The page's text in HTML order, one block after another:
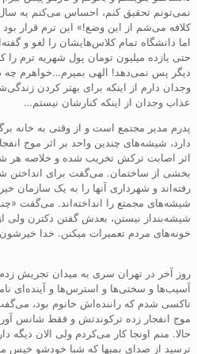
نمی‌تونم تحقیق کنم، احساس می‌کنم یه
کلافه می‌شم از این وضع!» این ترم قرار
اما دانشگاه تمام کلاس‌هایشان را لغو و
حتی یازده میلیون تومان پول شهریه ترم را
دیگر پس نمی‌دهد! الهی بمیرم…خواهرم
وجدان دارم از اینکه برای بهتر کردن
عذاب وجدان از اینکه کنارشان نیستم…
پدرم مدیر مجتمع است و از وقتی به خانه
دارد، شیشه‌های چندین واحد بر اثر موج
اثر اصابت ترکش تخریب شده و خلاصه هر
بخشی از ساختمان. می‌گفت برای انداختن
رفته‌اند و شهرداری آنها را به یک سازمان
شیشه‌های مجمتع را انداخته‌اند. می‌گفت
شیشه‌بنداز نیستن، بعدش گفتن دکترن ولی
خونه‌های مردم تعمیرات میکنن. خدا
روز آخر در تهران سری به میدان تجریش
آسیب‌ها و سختی‌ها و استرس‌ها و آینده‌ای
تاکسی شدم که راننده‌اش خانوم بود،
موج انفجار زده ترکوندتش و فقط شانس
حالا. منم اونجا کار می‌کردم ولی الان دیگه
ترسید از صدای بمبها که شبا خودشو خیس